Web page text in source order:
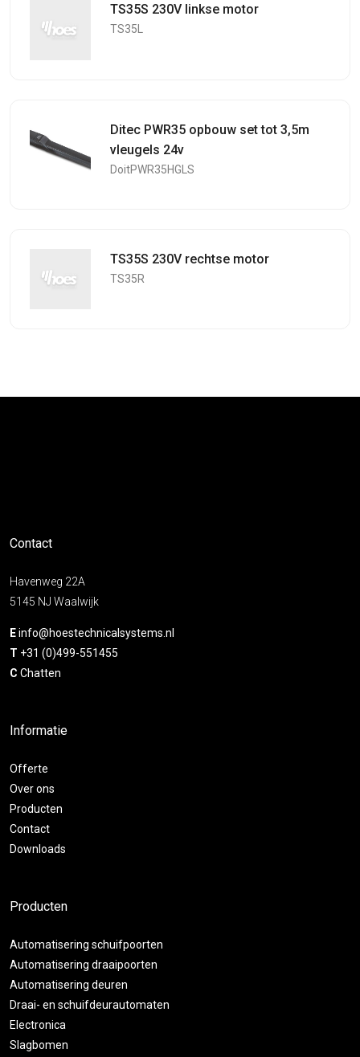
TS35S 230V linkse motor
TS35L
Ditec PWR35 opbouw set tot 3,5m
vleugels 24v
DoitPWR35HGLS
TS35S 230V rechtse motor
TS35R
Contact
Havenweg 22A
5145 NJ Waalwijk
Einfo@hoestechnicalsystems.nl
T +31 (0)499-551455
C Chatten
Informatie
Offerte
Over ons
Producten
Contact
Downloads
Producten
Automatisering schuifpoorten
Automatisering draaipoorten
Automatisering deuren
Draai- en schuifdeurautomaten
Electronica
Slagbomen